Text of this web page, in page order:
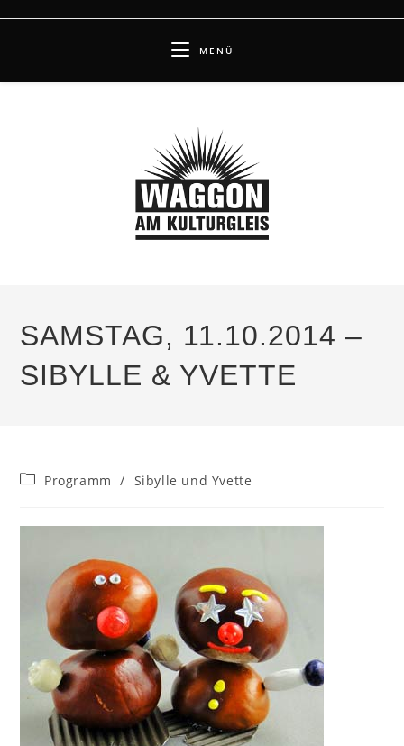
MENÜ
SAMSTAG, 11.10.2014 –
SIBYLLE & YVETTE
Beitrags-
Programm / Sibylle und Yvette